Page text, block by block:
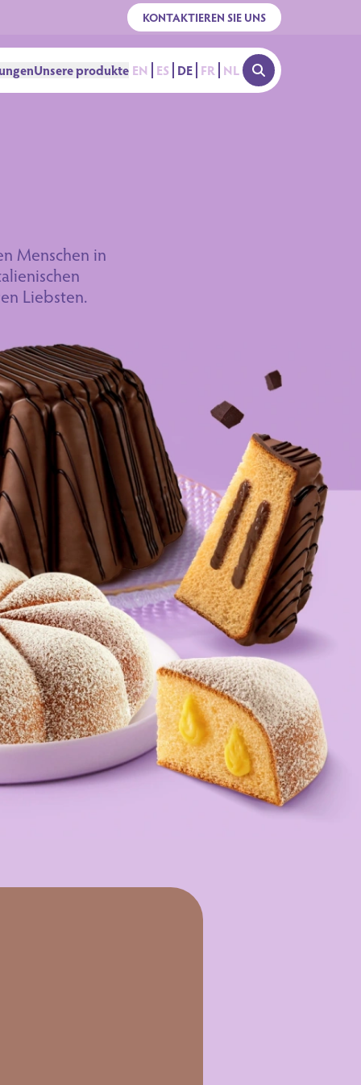
KONTAKTIEREN SIE UNS
Unsere produkte EN ES DE FR NL OPEN SEARCH
Menschen in
Liebsten.